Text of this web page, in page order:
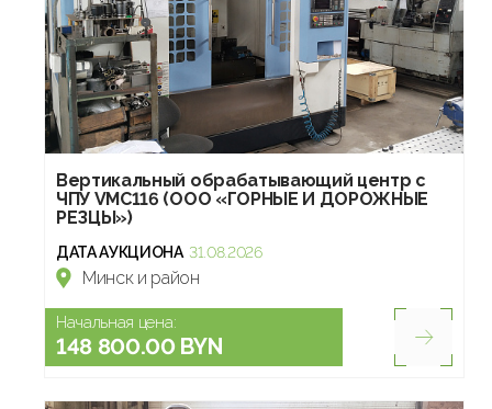
Вертикальный обрабатывающий центр с
ЧПУ VMC116 (ООО «ГОРНЫЕ И ДОРОЖНЫЕ
РЕЗЦЫ»)
ДАТА АУКЦИОНА 31.08.2026
Минск и район
Начальная цена:
148 800.00 BYN